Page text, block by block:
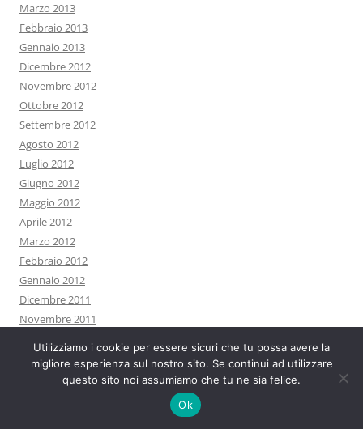
Marzo 2013
Febbraio 2013
Gennaio 2013
Dicembre 2012
Novembre 2012
Ottobre 2012
Settembre 2012
Agosto 2012
Luglio 2012
Giugno 2012
Maggio 2012
Aprile 2012
Marzo 2012
Febbraio 2012
Gennaio 2012
Dicembre 2011
Novembre 2011
Settembre 2011
Agosto 2011
Utilizziamo i cookie per essere sicuri che tu possa avere la
migliore esperienza sul nostro sito. Se continui ad utilizzare
questo sito noi assumiamo che tu ne sia felice.
Ok